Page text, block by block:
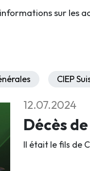
sur les
CIEP
12.07.2024
Décès
Il était le fils de